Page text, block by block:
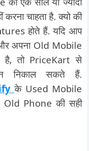
चाहता है. क्यो की
होते हैं. यदि आप
अपना Old Mobile
है, तो PriceKart से
निकाल सकते हैं.
के Used Mobile
Phone की सही